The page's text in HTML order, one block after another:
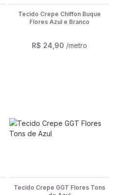
Tecido Crepe Chiffon Buque
Flores Azul e Branco
R$ 24,90 /metro
Tecido Crepe GGT Flores Tons